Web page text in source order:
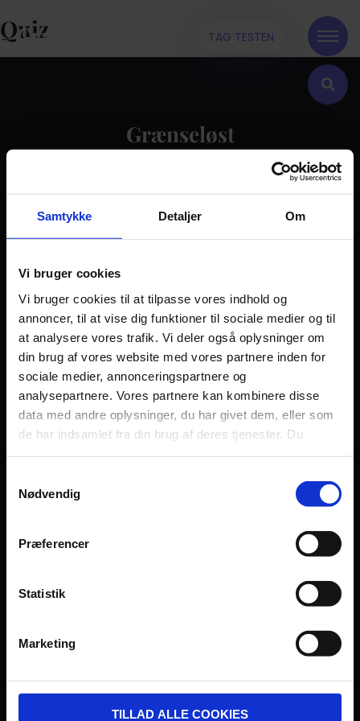
Samtykke Detaljer Om
Vi bruger cookies
Vi bruger cookies til at tilpasse vores indhold og
annoncer, til at vise dig funktioner til sociale medier og til
at analysere vores trafik. Vi deler også oplysninger om
din brug af vores website med vores partnere inden for
sociale medier, annonceringspartnere og
analysepartnere. Vores partnere kan kombinere disse
data med andre oplysninger, du har givet dem, eller som
de har indsamlet fra din brug af deres tjenester. Du
Nødvendig
Præferencer
Statistik
Marketing
TILLAD ALLE COOKIES
TAG TESTEN
Quiz
Grænseløst
Kontakt
Dilemma
Stories & Viden
Pårørende
Find støtte
Om os
Persondatapolitik
Fagområde